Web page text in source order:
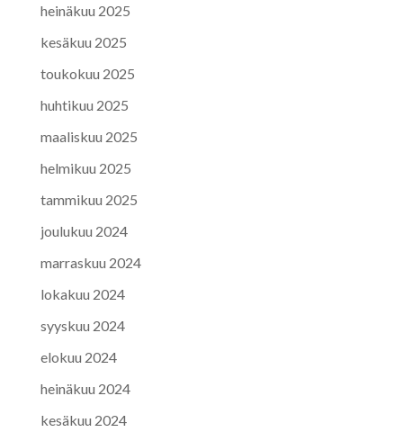
heinäkuu 2025
kesäkuu 2025
toukokuu 2025
huhtikuu 2025
maaliskuu 2025
helmikuu 2025
tammikuu 2025
joulukuu 2024
marraskuu 2024
lokakuu 2024
syyskuu 2024
elokuu 2024
heinäkuu 2024
kesäkuu 2024